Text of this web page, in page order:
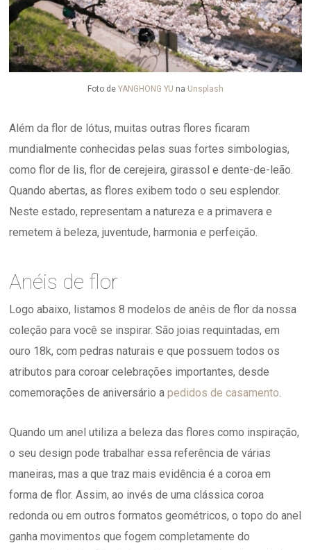
Foto de YANGHONG YU na Unsplash
Além da flor de lótus, muitas outras flores ficaram
mundialmente conhecidas pelas suas fortes simbologias,
como flor de lis, flor de cerejeira, girassol e dente-de-leão.
Quando abertas, as flores exibem todo o seu esplendor.
Neste estado, representam a natureza e a primavera e
remetem à beleza, juventude, harmonia e perfeição.
Anéis de flor
Logo abaixo, listamos 8 modelos de anéis de flor da nossa
coleção para você se inspirar. São joias requintadas, em
ouro 18k, com pedras naturais e que possuem todos os
atributos para coroar celebrações importantes, desde
comemorações de aniversário apedidos de casamento.
Quando um anel utiliza a beleza das flores como inspiração,
o seu design pode trabalhar essa referência de várias
maneiras, mas a que traz mais evidência é a coroa em
forma de flor. Assim, ao invés de uma clássica coroa
redonda ou em outros formatos geométricos, o topo do anel
ganha movimentos que fogem completamente do